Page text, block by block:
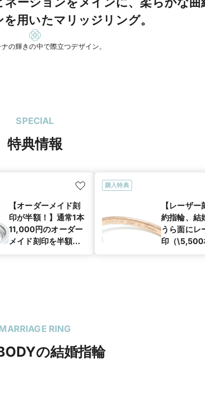
用いたマリッジリング。
の輝きの中で際立つデザイン。
SPECIAL
特典情報
【オーダーメイド刻
印が半額！】通常1本
11,000円のオーダー
メイド刻印を半額の
購入特典
【レーザ
約指輪、結
うら面にレ
印（\5,500
RING
の結婚指輪